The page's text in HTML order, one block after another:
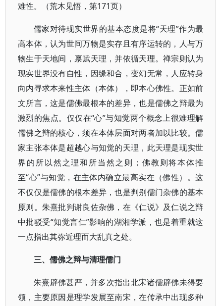
难性。（荒木见悟，第171页）
儒家对待现实世界的基本态度是将“天理”作为最
高本体，认为世间万物是实存且有序运转的，人与万
物生于天地间，禀赋天理，并依循天理。禅宗则认为
现实世界没有自性，因缘和合，变幻无常，人应转身
向内寻求本来性主体（本体），即本心佛性。正如前
文所言，这是儒佛最根本的差异，也是儒佛之辩最为
激烈的焦点。仅仅在“心”与知觉两个概念上很难理解
儒佛之辩的核心，须在本体层面对两者加以比较。儒
家主张本体是超越心与知觉的天理，此天理是现实世
界的所以然之理和所当然之则；佛教则将本体推
至“心”与知觉，在主体内确立最高实在（佛性）。这
不仅仅是儒佛的根本差异，也是判别儒门杂佛的基本
原则。朱熹批判谢良佐杂佛，在《仁说》及仁说之辩
中批驳受“知觉言仁”影响的湖湘学派，也是着重就这
一点指出其弥近理而大乱真之处。
三、儒佛之辩与清理儒门
朱熹辟佛甚严，并多次指出北宋诸儒辟佛未得要
领，主要原因是理学发展至南宋，在传承中出现多种